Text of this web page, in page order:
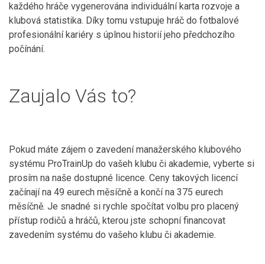
každého hráče vygenerována individuální karta rozvoje a
klubová statistika. Díky tomu vstupuje hráč do fotbalové
profesionální kariéry s úplnou historií jeho předchozího
počínání.
Zaujalo Vás to?
Pokud máte zájem o zavedení manažerského klubového
systému ProTrainUp do vašeh klubu či akademie, vyberte si
prosím na naše dostupné licence. Ceny takových licencí
začínají na 49 eurech měsíčně a končí na 375 eurech
měsíčně. Je snadné si rychle spočítat volbu pro placený
přístup rodičů a hráčů, kterou jste schopní financovat
zavedením systému do vašeho klubu či akademie.